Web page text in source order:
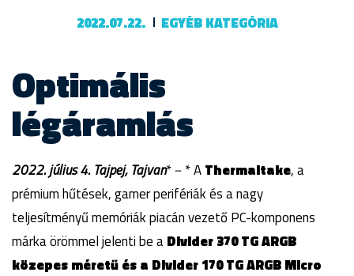
2022.07.22. EGYÉB KATEGÓRIA
Optimális
légáramlás
2022. július 4. Tajpej, Tajvan*－* AThermaltake, a
prémium hűtések, gamer perifériák és a nagy
teljesítményű memóriák piacán vezető PC-komponens
márka örömmel jelenti be aDivider 370 TG ARGB
közepes méretű és a Divider 170 TG ARGB Micro